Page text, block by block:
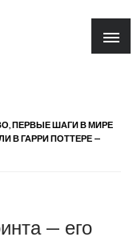
ПЕРВЫЕ ШАГИ В МИРЕ
В ГАРРИ ПОТТЕРЕ —
— его